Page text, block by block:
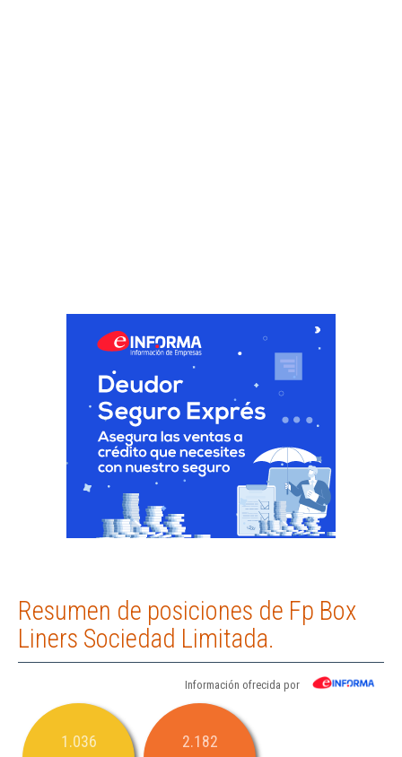
Resumen de posiciones de Fp Box
Liners Sociedad Limitada.
Información ofrecida por
1.036 2.182